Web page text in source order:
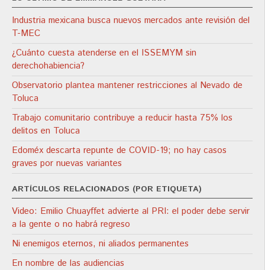
Industria mexicana busca nuevos mercados ante revisión del
T-MEC
¿Cuánto cuesta atenderse en el ISSEMYM sin
derechohabiencia?
Observatorio plantea mantener restricciones al Nevado de
Toluca
Trabajo comunitario contribuye a reducir hasta 75% los
delitos en Toluca
Edoméx descarta repunte de COVID-19; no hay casos
graves por nuevas variantes
ARTÍCULOS RELACIONADOS (POR ETIQUETA)
Video: Emilio Chuayffet advierte al PRI: el poder debe servir
a la gente o no habrá regreso
Ni enemigos eternos, ni aliados permanentes
En nombre de las audiencias